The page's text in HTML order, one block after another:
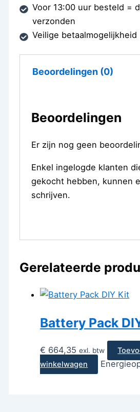
Voor 13:00 uur besteld =
verzonden
Veilige betaalmogelijkheid
Beoordelingen (0)
Beoordelingen
Er zijn nog geen
Enkel ingelogde klanten
gekocht hebben, kunnen
schrijven.
Gerelateerde
Battery Pack
€ 664,35 exl. btw
winkelwagen